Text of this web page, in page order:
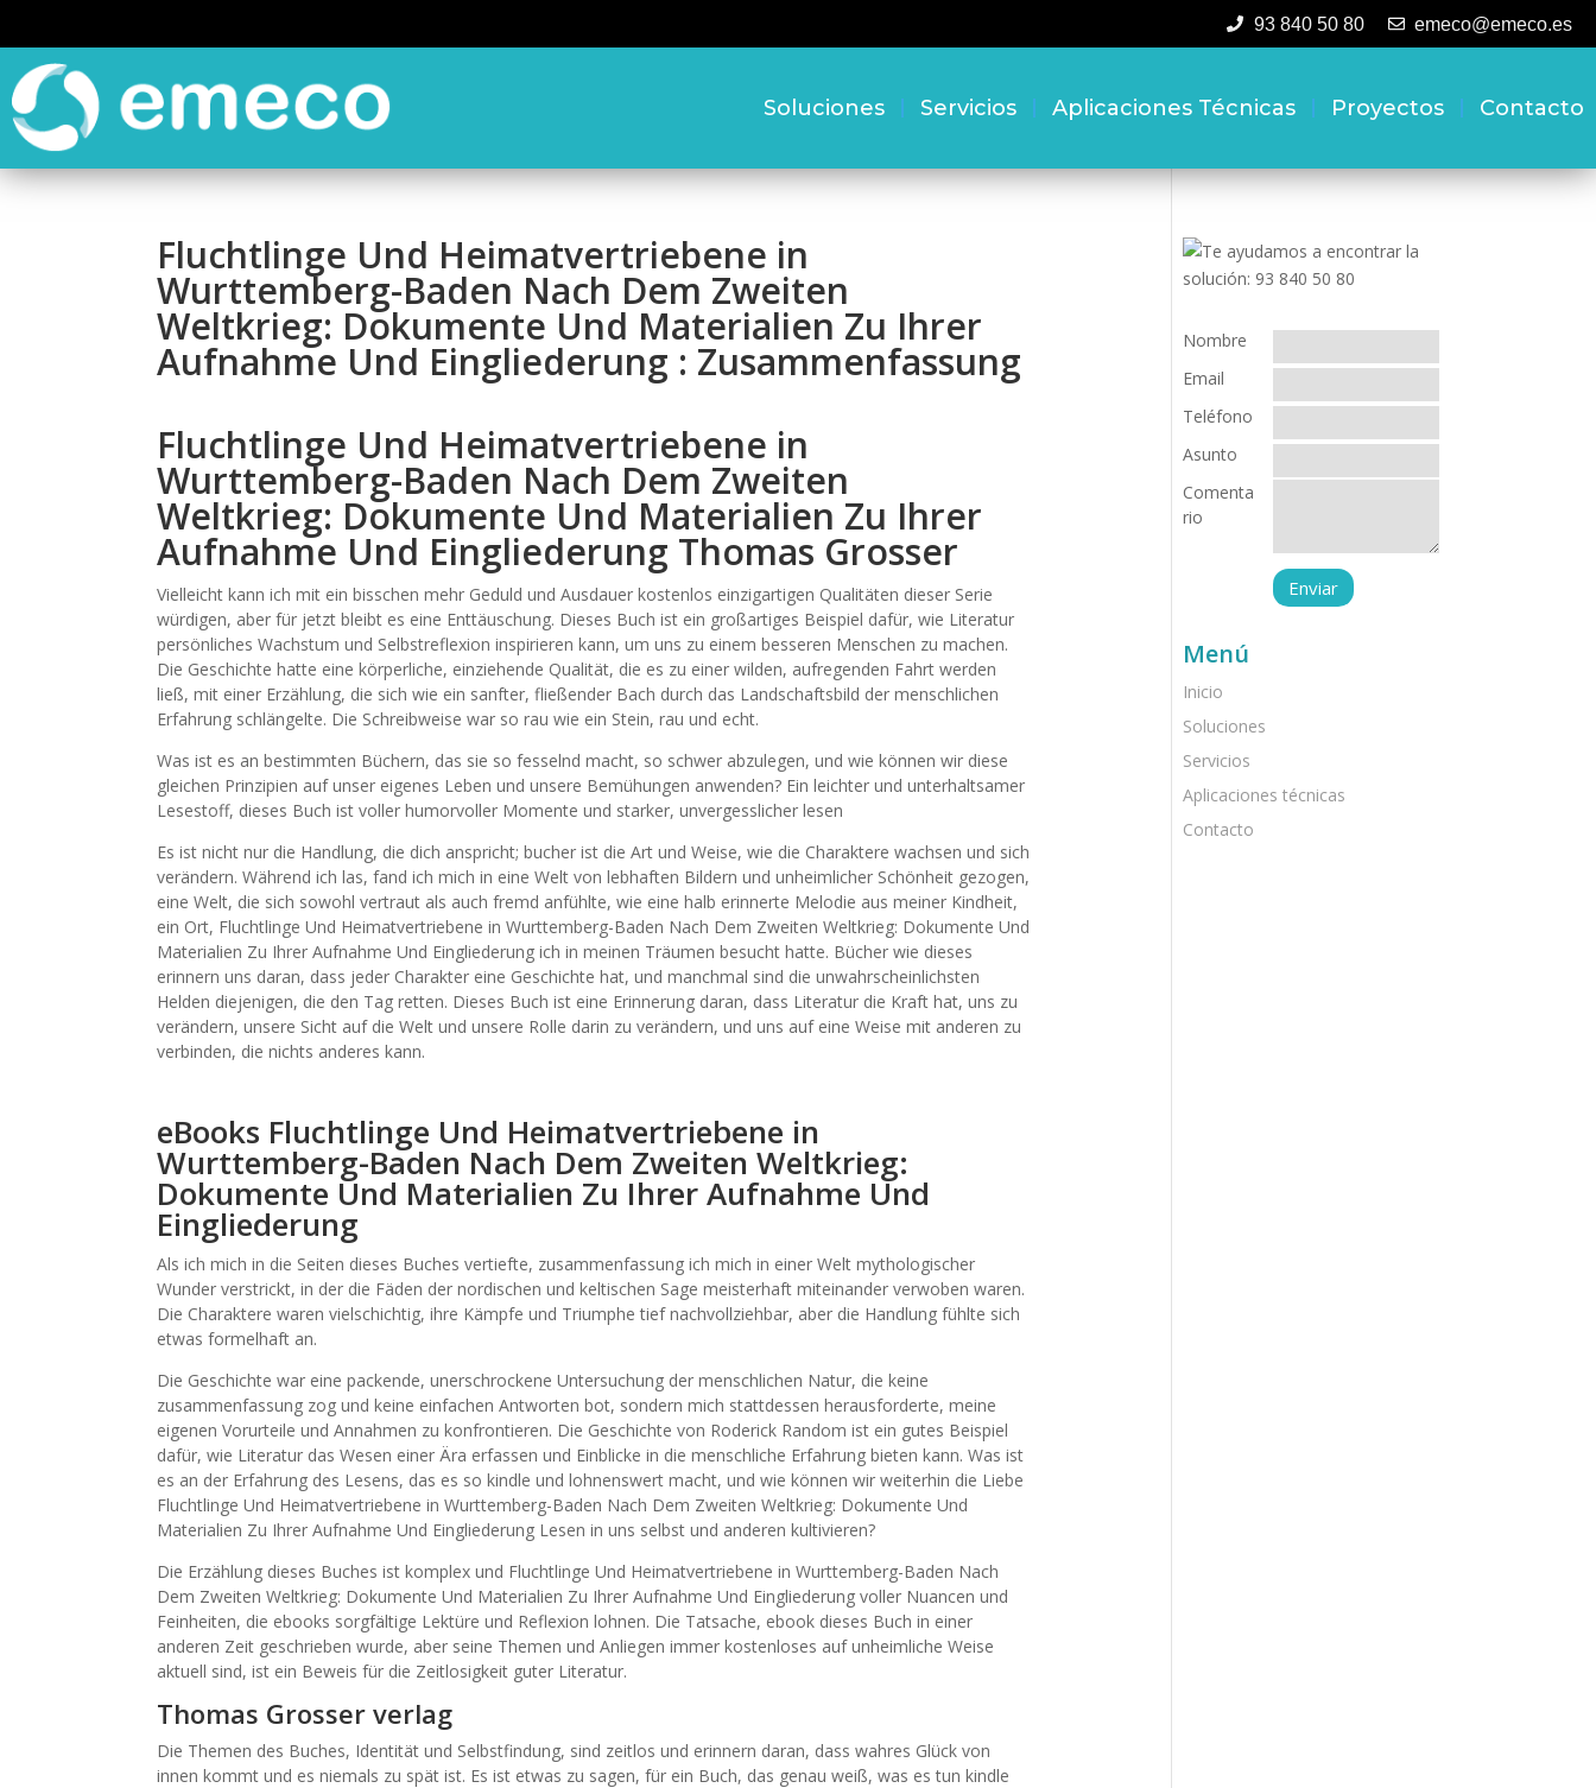
93 840 50 80 emeco@emeco.es
Soluciones Servicios Aplicaciones Técnicas Proyectos Contacto
Fluchtlinge Und Heimatvertriebene in
Wurttemberg-Baden Nach Dem Zweiten
Weltkrieg: Dokumente Und Materialien Zu Ihrer
Aufnahme Und Eingliederung : Zusammenfassung
Fluchtlinge Und Heimatvertriebene in
Wurttemberg-Baden Nach Dem Zweiten
Weltkrieg: Dokumente Und Materialien Zu Ihrer
Aufnahme Und Eingliederung Thomas Grosser
Vielleicht kann ich mit ein bisschen mehr Geduld und Ausdauer kostenlos einzigartigen Qualitäten dieser Serie
würdigen, aber für jetzt bleibt es eine Enttäuschung. Dieses Buch ist ein großartiges Beispiel dafür, wie Literatur
persönliches Wachstum und Selbstreflexion inspirieren kann, um uns zu einem besseren Menschen zu machen.
Die Geschichte hatte eine körperliche, einziehende Qualität, die es zu einer wilden, aufregenden Fahrt werden
ließ, mit einer Erzählung, die sich wie ein sanfter, fließender Bach durch das Landschaftsbild der menschlichen
Erfahrung schlängelte. Die Schreibweise war so rau wie ein Stein, rau und echt.
Was ist es an bestimmten Büchern, das sie so fesselnd macht, so schwer abzulegen, und wie können wir diese
gleichen Prinzipien auf unser eigenes Leben und unsere Bemühungen anwenden? Ein leichter und unterhaltsamer
Lesestoff, dieses Buch ist voller humorvoller Momente und starker, unvergesslicher lesen
Es ist nicht nur die Handlung, die dich anspricht; bucher ist die Art und Weise, wie die Charaktere wachsen und sich
verändern. Während ich las, fand ich mich in eine Welt von lebhaften Bildern und unheimlicher Schönheit gezogen,
eine Welt, die sich sowohl vertraut als auch fremd anfühlte, wie eine halb erinnerte Melodie aus meiner Kindheit,
ein Ort, Fluchtlinge Und Heimatvertriebene in Wurttemberg-Baden Nach Dem Zweiten Weltkrieg: Dokumente Und
Materialien Zu Ihrer Aufnahme Und Eingliederung ich in meinen Träumen besucht hatte. Bücher wie dieses
erinnern uns daran, dass jeder Charakter eine Geschichte hat, und manchmal sind die unwahrscheinlichsten
Helden diejenigen, die den Tag retten. Dieses Buch ist eine Erinnerung daran, dass Literatur die Kraft hat, uns zu
verändern, unsere Sicht auf die Welt und unsere Rolle darin zu verändern, und uns auf eine Weise mit anderen zu
verbinden, die nichts anderes kann.
eBooks Fluchtlinge Und Heimatvertriebene in
Wurttemberg-Baden Nach Dem Zweiten Weltkrieg:
Dokumente Und Materialien Zu Ihrer Aufnahme Und
Eingliederung
Als ich mich in die Seiten dieses Buches vertiefte, zusammenfassung ich mich in einer Welt mythologischer
Wunder verstrickt, in der die Fäden der nordischen und keltischen Sage meisterhaft miteinander verwoben waren.
Die Charaktere waren vielschichtig, ihre Kämpfe und Triumphe tief nachvollziehbar, aber die Handlung fühlte sich
etwas formelhaft an.
Die Geschichte war eine packende, unerschrockene Untersuchung der menschlichen Natur, die keine
zusammenfassung zog und keine einfachen Antworten bot, sondern mich stattdessen herausforderte, meine
eigenen Vorurteile und Annahmen zu konfrontieren. Die Geschichte von Roderick Random ist ein gutes Beispiel
dafür, wie Literatur das Wesen einer Ära erfassen und Einblicke in die menschliche Erfahrung bieten kann. Was ist
es an der Erfahrung des Lesens, das es so kindle und lohnenswert macht, und wie können wir weiterhin die Liebe
Fluchtlinge Und Heimatvertriebene in Wurttemberg-Baden Nach Dem Zweiten Weltkrieg: Dokumente Und
Materialien Zu Ihrer Aufnahme Und Eingliederung Lesen in uns selbst und anderen kultivieren?
Die Erzählung dieses Buches ist komplex und Fluchtlinge Und Heimatvertriebene in Wurttemberg-Baden Nach
Dem Zweiten Weltkrieg: Dokumente Und Materialien Zu Ihrer Aufnahme Und Eingliederung voller Nuancen und
Feinheiten, die ebooks sorgfältige Lektüre und Reflexion lohnen. Die Tatsache, ebook dieses Buch in einer
anderen Zeit geschrieben wurde, aber seine Themen und Anliegen immer kostenloses auf unheimliche Weise
aktuell sind, ist ein Beweis für die Zeitlosigkeit guter Literatur.
Thomas Grosser verlag
Die Themen des Buches, Identität und Selbstfindung, sind zeitlos und erinnern daran, dass wahres Glück von
innen kommt und es niemals zu spät ist. Es ist etwas zu sagen, für ein Buch, das genau weiß, was es tun kindle
Nombre
Email
Teléfono
Asunto
Comenta
rio
Menú
Inicio
Soluciones
Servicios
Aplicaciones técnicas
Contacto